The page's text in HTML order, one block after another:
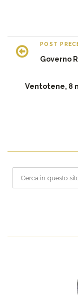
POST
Governo
Ventotene, 8